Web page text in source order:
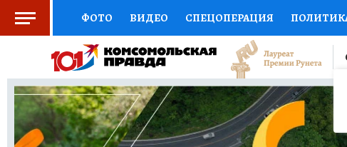
ФОТО ВИДЕО СПЕЦОПЕРАЦИЯ
СОЦПОДДЕРЖКА НАУКА СПОРТ
ВЫБОР ЭКСПЕРТОВ ДОКТОР ФИНАНСЫ
КНИЖНАЯ ПОЛКА ПРОГНОЗЫ НА СПОРТ